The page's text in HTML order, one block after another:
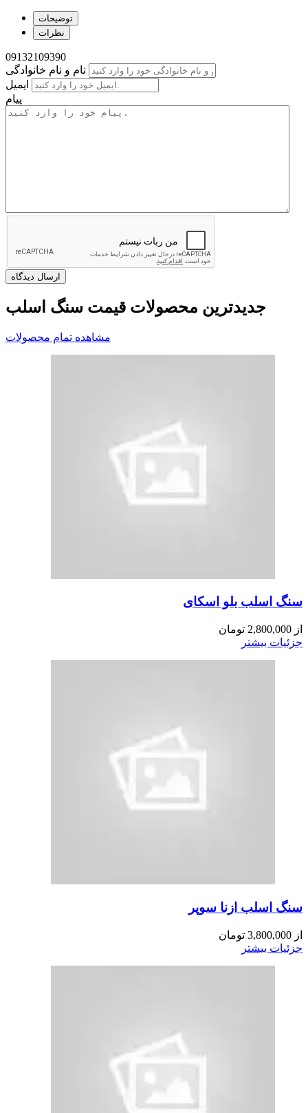
توضیحات
نظرات
09132109390
نام و نام خانوادگی
ایمیل
پیام
جدیدترین محصولات قیمت سنگ اسلب
مشاهده تمام محصولات
سنگ اسلب بلو اسکای
از 2,800,000 تومان
جزئیات بیشتر
سنگ اسلب ازنا سوپر
از 3,800,000 تومان
جزئیات بیشتر